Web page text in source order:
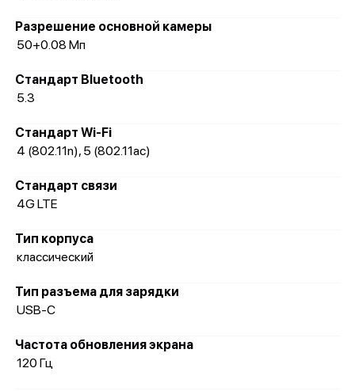
Разрешение основной камеры
50+0.08 Мп
Стандарт Bluetooth
5.3
Стандарт Wi-Fi
4 (802.11n), 5 (802.11ac)
Стандарт связи
4G LTE
Тип корпуса
классический
Тип разъема для зарядки
USB-C
Частота обновления экрана
120 Гц